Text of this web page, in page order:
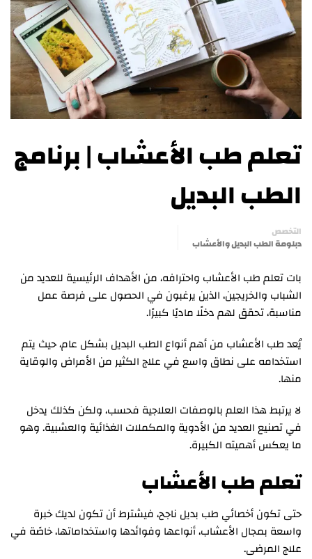
تعلم طب الأعشاب | برنامج
الطب البديل
التخصص
دبلومة الطب البديل والأعشاب
بات تعلم طب الأعشاب واحترافه، من الأهداف الرئيسية للعديد من
الشباب والخريجين، الذين يرغبون في الحصول على فرصة عمل
مناسبة، تحقق لهم دخلًا ماديًا كبيرًا.
يُعد طب الأعشاب من أهم أنواع الطب البديل بشكل عام، حيث يتم
استخدامه على نطاق واسع في علاج الكثير من الأمراض والوقاية
منها.
لا يرتبط هذا العلم بالوصفات العلاجية فحسب، ولكن كذلك يدخل
في تصنيع العديد من الأدوية والمكملات الغذائية والعشبية. وهو
ما يعكس أهميته الكبيرة.
تعلم طب الأعشاب
حتى تكون أخصائي طب بديل ناجح، فيشترط أن تكون لديك خبرة
واسعة بمجال الأعشاب، أنواعها وفوائدها واستخداماتها، خاصًة في
علاج المرضى.